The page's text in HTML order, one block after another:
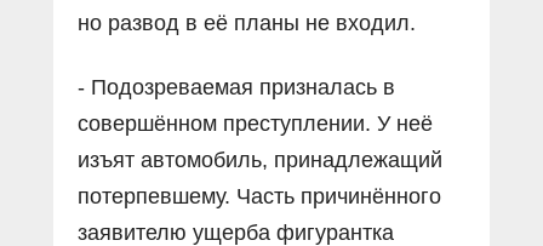
но развод в её планы не входил.
- Подозреваемая призналась в
совершённом преступлении. У неё
изъят автомобиль, принадлежащий
потерпевшему. Часть причинённого
заявителю ущерба фигурантка